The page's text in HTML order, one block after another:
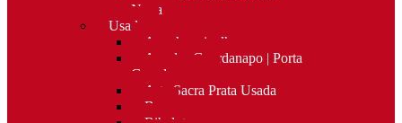
Nova
Usado
Apanha migalhas
Argolas Guardanapo | Porta
Guardanapos
Arte Sacra Prata Usada
Bar